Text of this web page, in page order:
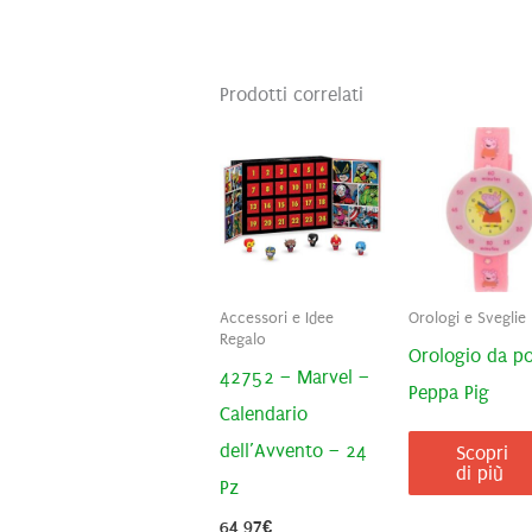
Prodotti correlati
Accessori e Idee
Regalo
42752 – Marvel –
Calendario
dell’Avvento – 24
Pz
64,97€
Orologi e Sveglie
Orologio da
Peppa Pig
Scopri
di più